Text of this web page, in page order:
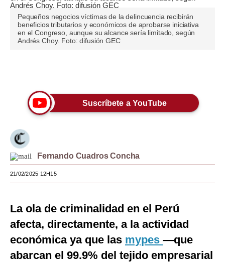
Pregunta de hoy
Blogs
Tendencias
Moda
Mundo
EEUU
México
España
Internacional
Tecnología
Pequeños negocios víctimas de la delincuencia recibirán
beneficios tributarios y económicos de aprobarse iniciativa
en el Congreso, aunque su alcance sería limitado, según
Andrés Choy. Foto: difusión GEC
Suscríbete a YouTube
Fernando Cuadros Concha
21/02/2025 12H15
La ola de criminalidad en el Perú
afecta, directamente, a la actividad
económica ya que las mypes —que
abarcan el 99.9% del tejido empresarial